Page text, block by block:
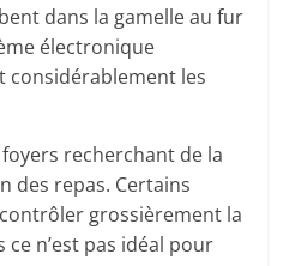
dans la gamelle au fur
électronique
considérablement les
recherchant de la
des repas. Certains
grossièrement la
n’est pas idéal pour